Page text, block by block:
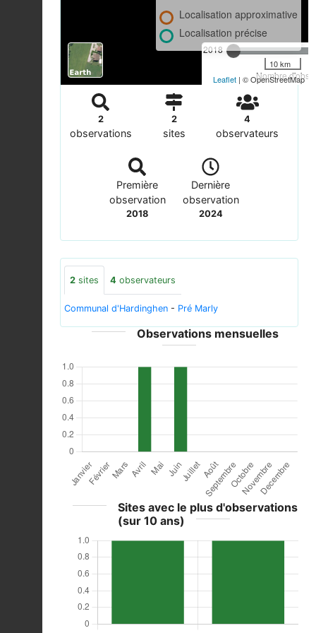
2018
Nombre
Localisation approximative
Localisation précise
10 km
Leaflet | © OpenStreetMap
2
observations
2
sites
4
observateurs
Première
observation
2018
Dernière
observation
2024
2 sites 4 observateurs
Communal d'Hardinghen - Pré Marly
Observations mensuelles
Sites avec le plus d'observations
(sur 10 ans)